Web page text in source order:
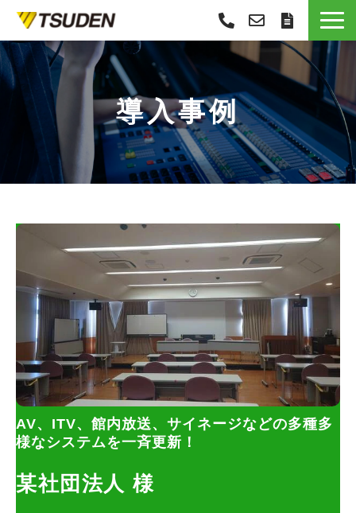
サービス一覧
選ばれる理由
導入事例
お役立ち情報
お知らせ
導入事例
AV、ITV、館内放送、サイネージなどの多種多
様なシステムを一斉更新！
某社団法人 様